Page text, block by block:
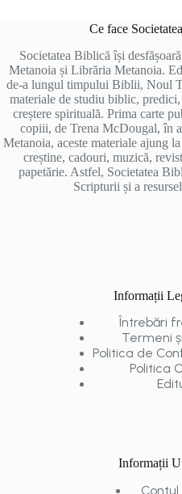
Ce face
Societatea Biblică își
Metanoia și Librăria Metanoia.
de-a lungul timpului Biblii, Noul
materiale de studiu biblic,
creștere spirituală. Prima carte
copiii, de Trena McDougal, în
Metanoia, aceste materiale ajung
creștine, cadouri, muzică,
papetărie. Astfel, Societatea
Scripturii și a
Informații
Întrebări
Termeni
Politica de
Politica
Informații